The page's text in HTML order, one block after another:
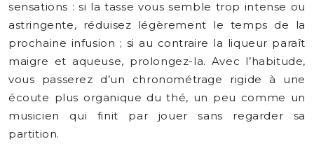
sensations : si la tasse vous semble trop intense ou
astringente, réduisez légèrement le temps de la
prochaine infusion ; si au contraire la liqueur paraît
maigre et aqueuse, prolongez-la. Avec l’habitude,
vous passerez d’un chronométrage rigide à une
écoute plus organique du thé, un peu comme un
musicien qui finit par jouer sans regarder sa
partition.